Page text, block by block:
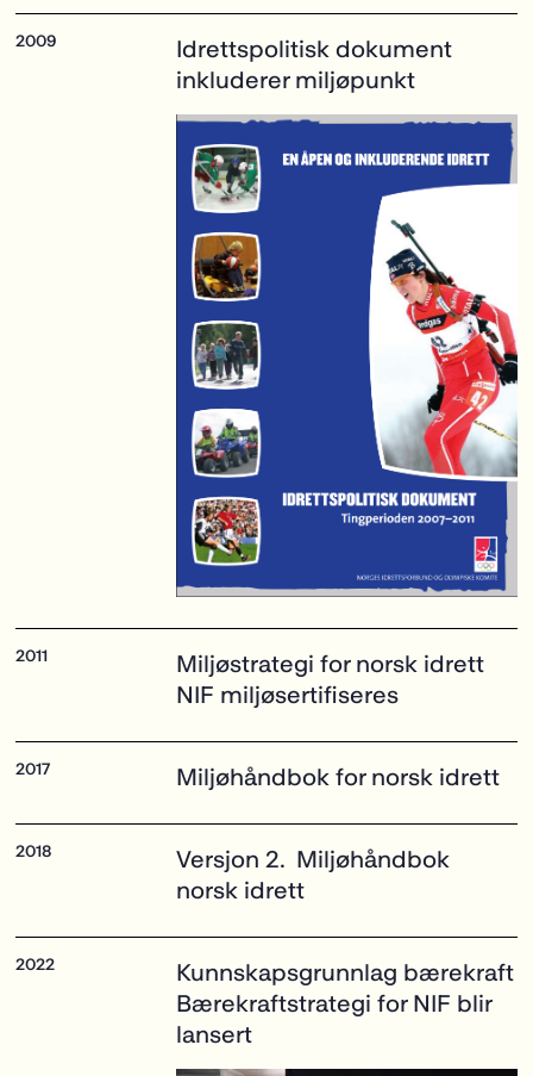
Idrettspolitisk dokument
inkluderer miljøpunkt
Miljøstrategi for norsk idrett
NIF miljøsertifiseres
Miljøhåndbok for norsk idrett
Versjon 2. Miljøhåndbok
norsk idrett
Kunnskapsgrunnlag bærekraft
Bærekraftstrategi for NIF blir
lansert